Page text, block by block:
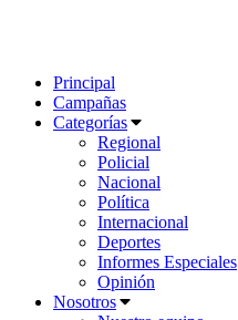
Principal
Campañas
Categorías
Regional
Policial
Nacional
Política
Internacional
Deportes
Informes Especiales
Opinión
Nosotros